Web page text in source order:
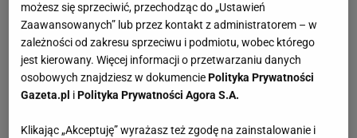
możesz się sprzeciwić, przechodząc do „Ustawień
Zaawansowanych” lub przez kontakt z administratorem – w
zależności od zakresu sprzeciwu i podmiotu, wobec którego
jest kierowany. Więcej informacji o przetwarzaniu danych
osobowych znajdziesz w dokumenciePolityka Prywatności
Gazeta.pl iPolityka Prywatności Agora S.A.
Klikając „Akceptuję” wyrażasz też zgodę na zainstalowanie i